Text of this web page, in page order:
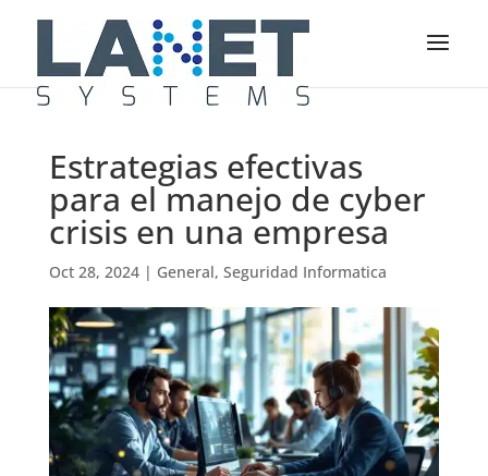
Estrategias efectivas
para el manejo de cyber
crisis en una empresa
Oct 28, 2024| General, Seguridad Informatica